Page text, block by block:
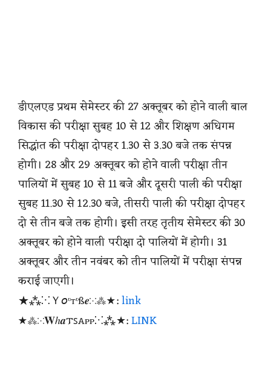
डीएलएड प्रथम सेमेस्टर की 27 अक्तूबर को होने वाली बाल
विकास की परीक्षा सुबह 10 से 12 और शिक्षण अधिगम
सिद्धांत की परीक्षा दोपहर 1.30 से 3.30 बजे तक संपन्न
होगी। 28 और 29 अक्तूबर को होने वाली परीक्षा तीन
पालियों में सुबह 10 से 11 बजे और दूसरी पाली की परीक्षा
सुबह 11.30 से 12.30 बजे, तीसरी पाली की परीक्षा दोपहर
दो से तीन बजे तक होगी। इसी तरह तृतीय सेमेस्टर की 30
अक्तूबर को होने वाली परीक्षा दो पालियों में होगी। 31
अक्तूबर और तीन नवंबर को तीन पालियों में परीक्षा संपन्न
कराई जाएगी।
★⁂⁙Ｙ𝘰ᶹтᶹß𝒆⁙⁂★:link
★⁂⁙𝐖ℎ𝒂𐍄ꜱꭺᴩᴩ⁙⁂★:LINK